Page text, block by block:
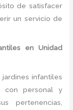
de satisfacer
un servicio de
en Unidad
infantiles
con personal y
pertenencias,